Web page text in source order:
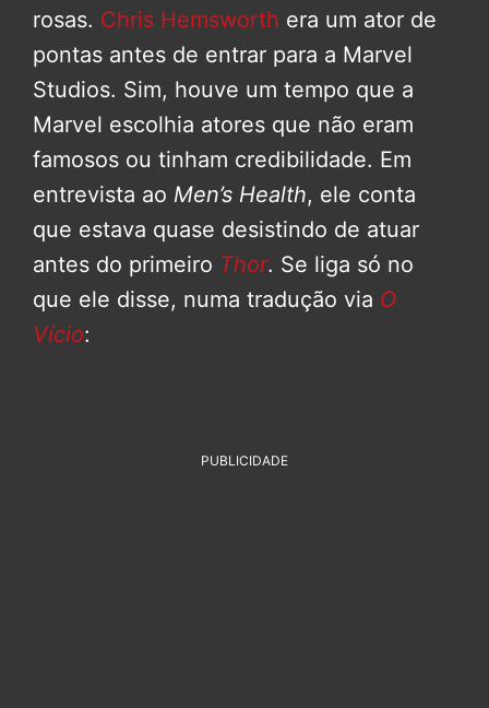
rosas. Chris Hemsworth era um ator de
pontas antes de entrar para a Marvel
Studios. Sim, houve um tempo que a
Marvel escolhia atores que não eram
famosos ou tinham credibilidade. Em
entrevista ao Men’s Health, ele conta
que estava quase desistindo de atuar
antes do primeiro Thor. Se liga só no
que ele disse, numa tradução via O
Vício:
PUBLICIDADE